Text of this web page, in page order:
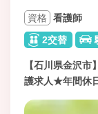
資格 看護師
2交替
【石川県金沢
護求人★年間休